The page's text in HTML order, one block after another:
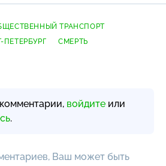
ТРАНСПОРТ
ПЕТЕРБУРГ СМЕРТЬ
войдите или
.
Ваш может быть